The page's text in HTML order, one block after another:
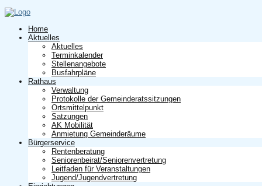
Home
Aktuelles
Aktuelles
Terminkalender
Stellenangebote
Busfahrpläne
Rathaus
Verwaltung
Protokolle der Gemeinderatssitzungen
Ortsmittelpunkt
Satzungen
AK Mobilität
Anmietung Gemeinderäume
Bürgerservice
Rentenberatung
Seniorenbeirat/Seniorenvertretung
Leitfaden für Veranstaltungen
Jugend/Jugendvertretung